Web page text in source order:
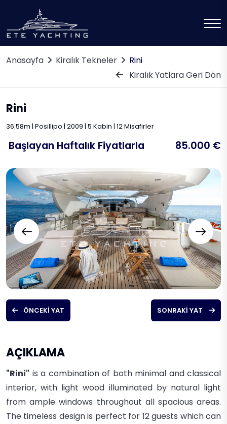
Anasayfa Kiralık Tekneler
Rini
Kiralık Yatlara Geri Dön
Rini
36.58m | Posillipo | 2009 | 5 Kabin | 12 Misafirler
Başlayan Haftalık Fiyatlarla 85.000 €
ÖNCEKI YAT SONRAKI YAT
AÇIKLAMA
"Rini" is a combination of both minimal and classical
interior, with light wood illuminated by natural light
from ample windows throughout all spacious areas.
The timeless design is perfect for 12 guests which can